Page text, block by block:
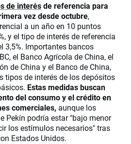
de interésde referencia para
vez desde octubre,
a un año en 10 puntos
y el tipo de interés de referencia
3,5%. Importantes bancos
el Banco Agrícola de China, el
de China y el Banco de China,
tipos de interés de los depósitos
Estas medidas buscan
del consumo y el crédito en
comerciales, aunque los
Pekín podría estar "bajo menor
los estímulos necesarios" tras
Estados Unidos.